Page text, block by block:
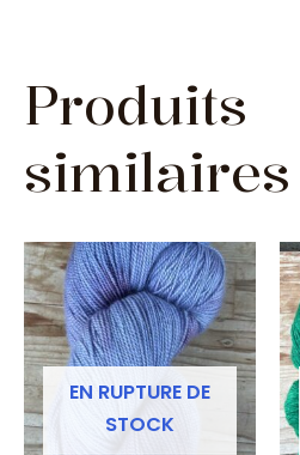
Produits
similaires
EN RUPTURE DE
STOCK